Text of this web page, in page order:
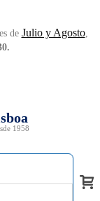
de Julio y Agosto,
1958